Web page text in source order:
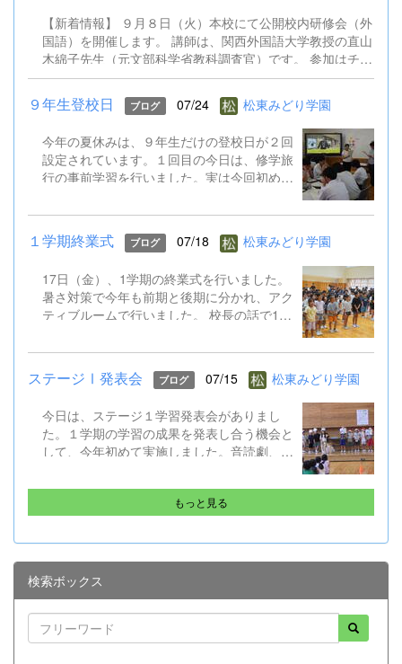
【新着情報】 ９月８日（火）本校にて公開校内研修会（外
国語）を開催します。 講師は、関西外国語大学教授の直山
木綿子先生（元文部科学省教科調査官）です。 参加はチラ
シのQRコードからお申込みください。 9.8公開校内研修会
（外国語）案内チラシ.pdf
９年生登校日 ブログ 07/24 松東みどり学園
今年の夏休みは、９年生だけの登校日が２回
設定されています。１回目の今日は、修学旅
行の事前学習を行いました。実は今回初めて
行くことになっています。そこでは、英語を
ふんだんに使って海外体験を積むものです。
今日はALTとともに、そのプチ体験を味わい
ってきたら英語がペラペラになっていると思
います!
１学期終業式 ブログ 07/18 松東みどり学園
17日（金）、1学期の終業式を行いました。
暑さ対策で今年も前期と後期に分かれ、アク
ティブルームで行いました。 校長の話で1学
導の話では校下で起こった先日の水難事故も
引き合いに、自分の命を守る行動やSNSでの
トラブル防止など確認しました。 そして、
期課程からはメッセージの贈呈もありまし
た。 夏休み明け、また元気に会えることを
楽しみにしています。 保護者や地域の皆様
ステージⅠ発表会 ブログ 07/15 松東みどり学園
今日は、ステージ１学習発表会がありまし
た。１学期の学習の成果を発表し合う機会と
して、今年初めて実施しました。音読劇、合
て、練習の成果も出ていました。
もっと見る
検索ボックス